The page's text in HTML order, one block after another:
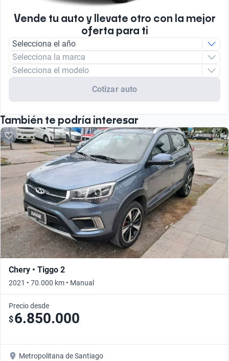
Vende tu auto y llevate otro con la mejor
oferta para ti
Selecciona el año
Selecciona la marca
Selecciona el modelo
Cotizar auto
También te podría interesar
Chery • Tiggo 2
2021 • 70.000 km • Manual
Precio desde
$6.850.000
Metropolitana de Santiago